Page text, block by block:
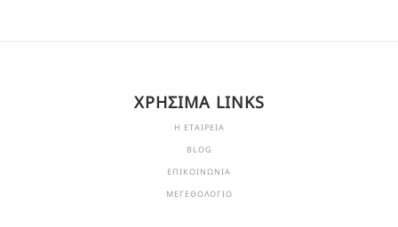
ΧΡΗΣΙΜΑ LINKS
Η ΕΤΑΙΡΕΙΑ
BLOG
ΕΠΙΚΟΙΝΩΝΙΑ
ΜΕΓΕΘΟΛΟΓΙΟ